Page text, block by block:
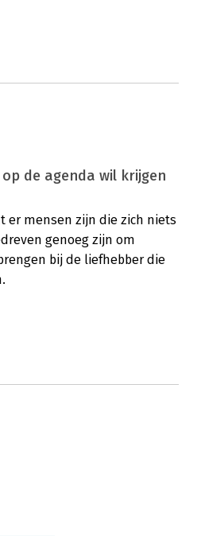
de agenda wil krijgen
er mensen zijn die zich niets
genoeg zijn om
bij de liefhebber die
Tot die conclusie
van purpose’, op basis van